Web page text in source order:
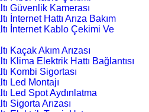
Güvenlik Kamerası
İnternet Hattı Arıza Bakım
İnternet Kablo Çekimi Ve
Kaçak Akım Arızası
Klima Elektrik Hattı Bağlantısı
Kombi Sigortası
Led Montajı
Led Spot Aydınlatma
Sigorta Arızası